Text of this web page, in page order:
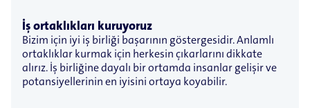
İş ortaklıkları kuruyoruz
Bizim için iyi iş birliği başarının göstergesidir. Anlamlı
ortaklıklar kurmak için herkesin çıkarlarını dikkate
alırız. İş birliğine dayalı bir ortamda insanlar gelişir ve
potansiyellerinin en iyisini ortaya koyabilir.